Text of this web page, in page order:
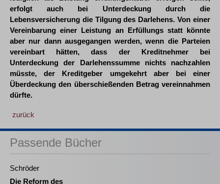
erfolgt auch bei Unterdeckung durch die
Lebensversicherung die Tilgung des Darlehens. Von einer
Vereinbarung einer Leistung an Erfüllungs statt könnte
aber nur dann ausgegangen werden, wenn die Parteien
vereinbart hätten, dass der Kreditnehmer bei
Unterdeckung der Darlehenssumme nichts nachzahlen
müsste, der Kreditgeber umgekehrt aber bei einer
Überdeckung den überschießenden Betrag vereinnahmen
dürfte.
zurück
Passende Bücher
Schröder
Die Reform des